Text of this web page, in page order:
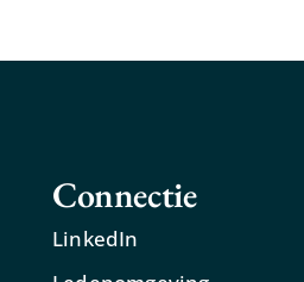
Connectie
LinkedIn